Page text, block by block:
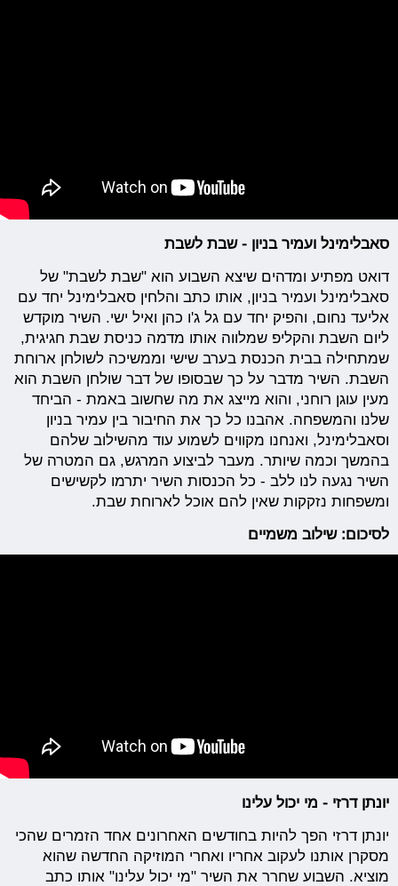
סאבלימינל ועמיר בניון - שבת לשבת
דואט מפתיע ומדהים שיצא השבוע הוא "שבת לשבת" של
סאבלימינל ועמיר בניון, אותו כתב והלחין סאבלימינל יחד עם
אליעד נחום, והפיק יחד עם גל ג'ו כהן ואיל ישי. השיר מוקדש
ליום השבת והקליפ שמלווה אותו מדמה כניסת שבת חגיגית,
שמתחילה בבית הכנסת בערב שישי וממשיכה לשולחן ארוחת
השבת. השיר מדבר על כך שבסופו של דבר שולחן השבת הוא
מעין עוגן רוחני, והוא מייצג את מה שחשוב באמת - הביחד
שלנו והמשפחה. אהבנו כל כך את החיבור בין עמיר בניון
וסאבלימינל, ואנחנו מקווים לשמוע עוד מהשילוב שלהם
בהמשך וכמה שיותר. מעבר לביצוע המרגש, גם המטרה של
השיר נגעה לנו ללב - כל הכנסות השיר יתרמו לקשישים
ומשפחות נזקקות שאין להם אוכל לארוחת שבת.
לסיכום: שילוב משמיים
יונתן דרזי - מי יכול עלינו
יונתן דרזי הפך להיות בחודשים האחרונים אחד הזמרים שהכי
מסקרן אותנו לעקוב אחריו ואחרי המוזיקה החדשה שהוא
מוציא. השבוע שחרר את השיר "מי יכול עלינו" אותו כתב